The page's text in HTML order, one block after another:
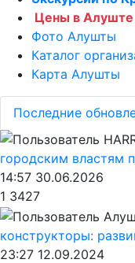
Цены в Алуште
Фото Алушты
Каталог
Карта Алушты
Последние
городским властям
14:57 30.06.2026
1 3427
конструкторы:
23:27 12.09.2024